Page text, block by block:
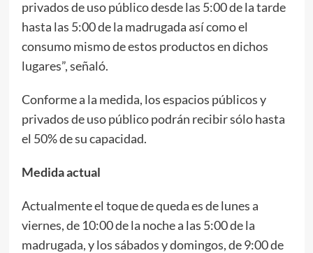
privados de uso público desde las 5:00 de la tarde
hasta las 5:00 de la madrugada así como el
consumo mismo de estos productos en dichos
lugares”, señaló.
Conforme a la medida, los espacios públicos y
privados de uso público podrán recibir sólo hasta
el 50% de su capacidad.
Medida actual
Actualmente el toque de queda es de lunes a
viernes, de 10:00 de la noche a las 5:00 de la
madrugada, y los sábados y domingos, de 9:00 de